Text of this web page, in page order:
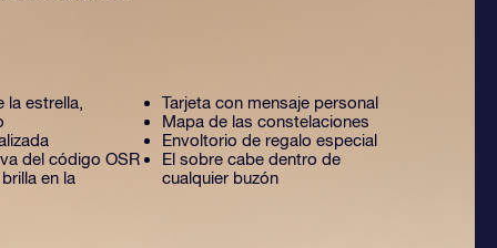
la estrella,
del código OSR
en la
Tarjeta con mensaje personal
Mapa de las constelaciones
Envoltorio de regalo especial
El sobre cabe dentro de
cualquier buzón